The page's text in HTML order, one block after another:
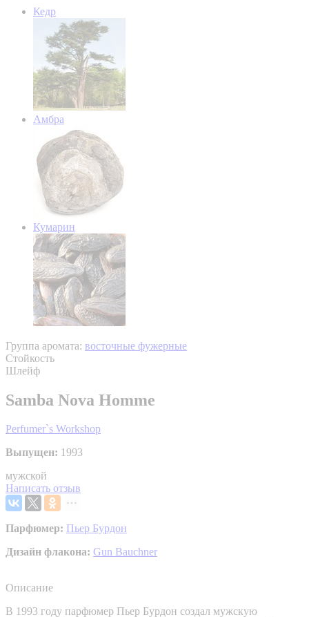
Кедр
Амбра
Кумарин
Группа аромата: восточные фужерные
Стойкость
Шлейф
Samba Nova Homme
Perfumer`s Workshop
Выпущен: 1993
мужской
Написать отзыв
Парфюмер: Пьер Бурдон
Дизайн флакона: Gun Bauchner
Описание
В 1993 году парфюмер Пьер Бурдон создал мужскую